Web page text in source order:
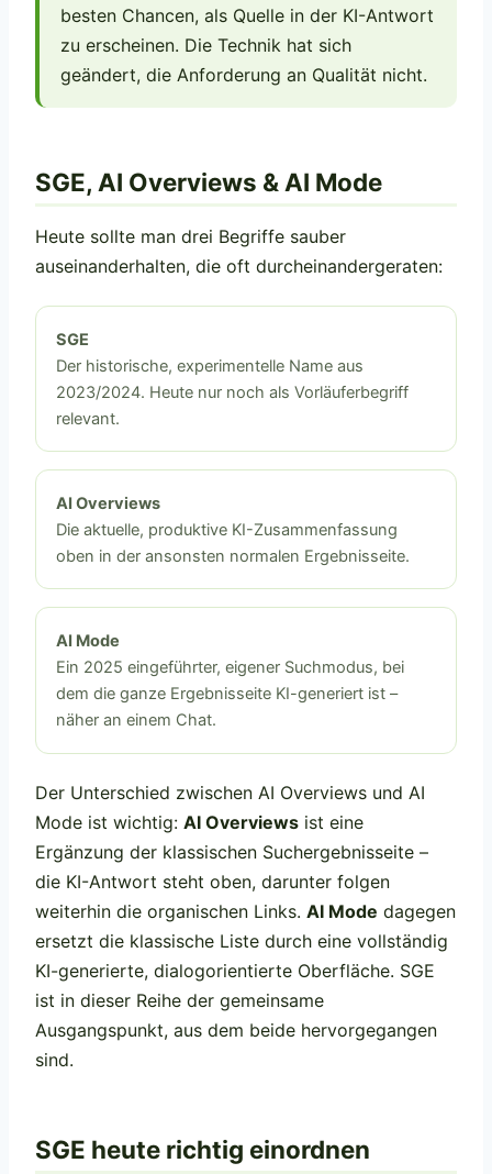
besten Chancen, als Quelle in der KI-Antwort
zu erscheinen. Die Technik hat sich
geändert, die Anforderung an Qualität nicht.
SGE, AI Overviews & AI Mode
Heute sollte man drei Begriffe sauber
auseinanderhalten, die oft durcheinandergeraten:
SGE
Der historische, experimentelle Name aus
2023/2024. Heute nur noch als Vorläuferbegriff
relevant.
AI Overviews
Die aktuelle, produktive KI-Zusammenfassung
oben in der ansonsten normalen Ergebnisseite.
AI Mode
Ein 2025 eingeführter, eigener Suchmodus, bei
dem die ganze Ergebnisseite KI-generiert ist –
näher an einem Chat.
Der Unterschied zwischen AI Overviews und AI
Mode ist wichtig: AI Overviews ist eine
Ergänzung der klassischen Suchergebnisseite –
die KI-Antwort steht oben, darunter folgen
weiterhin die organischen Links. AI Mode dagegen
ersetzt die klassische Liste durch eine vollständig
KI-generierte, dialogorientierte Oberfläche. SGE
ist in dieser Reihe der gemeinsame
Ausgangspunkt, aus dem beide hervorgegangen
sind.
SGE heute richtig einordnen